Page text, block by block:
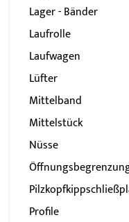
Lager - Bänder
Laufrolle
Laufwagen
Lüfter
Mittelband
Mittelstück
Nüsse
Profile